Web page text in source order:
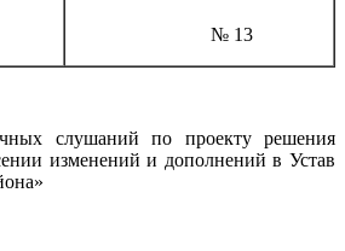
№ 13
слушаний по проекту решения
изменений и дополнений в Устав